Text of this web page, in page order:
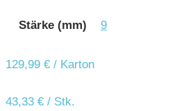
Stärke (mm) 9
129,99 € / Karton
43,33 € / Stk.